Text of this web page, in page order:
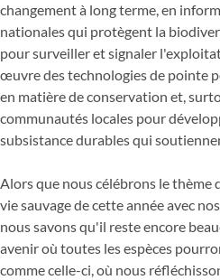
changement à long terme, en
nationales qui protègent la
pour surveiller et signaler
œuvre des technologies de pointe
en matière de conservation et,
communautés locales pour
subsistance durables qui
Alors que nous célébrons le thème
vie sauvage de cette année avec
nous savons qu'il reste encore
avenir où toutes les espèces
comme celle-ci, où nous